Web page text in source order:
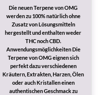
Die neuen Terpene von OMG
werden zu 100% natürlich ohne
Zusatz von Lösungsmitteln
hergestellt und enthalten weder
THC noch CBD.
Anwendungsmöglichkeiten Die
Terpene von OMG eignen sich
perfekt dazu verschiedenen
Kräutern, Extrakten, Harzen, Ölen
oder auch Kristallen einen
authentischen Geschmack zu